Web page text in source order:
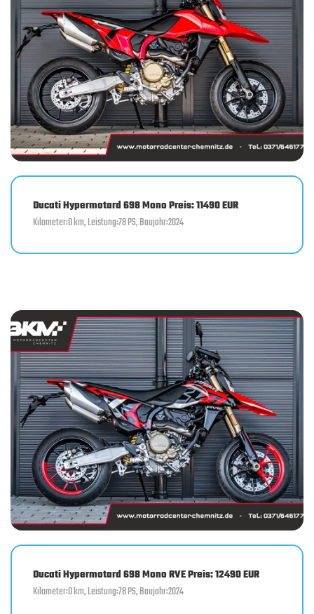
Ducati Hypermotard 698 Mono Preis: 11490 EUR
Kilometer:0 km, Leistung:78 PS, Baujahr:2024
Ducati Hypermotard 698 Mono RVE Preis: 12490 EUR
Kilometer:0 km, Leistung:78 PS, Baujahr:2024